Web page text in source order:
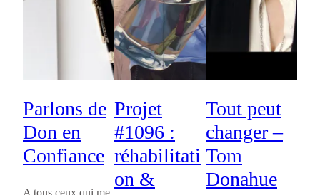
Parlons de
Don en
Confiance
Projet
#1096 :
réhabilitati
on &
Tout peut
changer –
Tom
Donahue